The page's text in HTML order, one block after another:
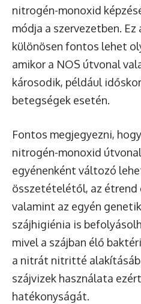
nitrogén-monoxid
módja a szervezetben.
különösen fontos lehet
amikor a NOS útvonal
károsodik, például
betegségek esetén.
Fontos megjegyezni,
nitrogén-monoxid
egyénenként változó
összetételétől, az
valamint az egyén
szájhigiénia is
mivel a szájban élő
a nitrát nitritté
szájvizek használata
hatékonyságát.